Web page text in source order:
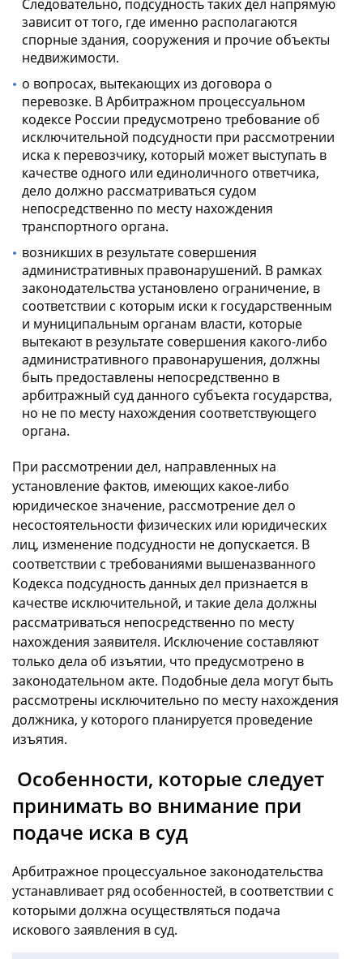
Следовательно, подсудность таких дел напрямую
зависит от того, где именно располагаются
спорные здания, сооружения и прочие объекты
недвижимости.
о вопросах, вытекающих из договора о
перевозке. В Арбитражном процессуальном
кодексе России предусмотрено требование об
исключительной подсудности при рассмотрении
иска к перевозчику, который может выступать в
качестве одного или единоличного ответчика,
дело должно рассматриваться судом
непосредственно по месту нахождения
транспортного органа.
возникших в результате совершения
административных правонарушений. В рамках
законодательства установлено ограничение, в
соответствии с которым иски к государственным
и муниципальным органам власти, которые
вытекают в результате совершения какого-либо
административного правонарушения, должны
быть предоставлены непосредственно в
арбитражный суд данного субъекта государства,
но не по месту нахождения соответствующего
органа.
При рассмотрении дел, направленных на
установление фактов, имеющих какое-либо
юридическое значение, рассмотрение дел о
несостоятельности физических или юридических
лиц, изменение подсудности не допускается. В
соответствии с требованиями вышеназванного
Кодекса подсудность данных дел признается в
качестве исключительной, и такие дела должны
рассматриваться непосредственно по месту
нахождения заявителя. Исключение составляют
только дела об изъятии, что предусмотрено в
законодательном акте. Подобные дела могут быть
рассмотрены исключительно по месту нахождения
должника, у которого планируется проведение
изъятия.
Особенности, которые следует
принимать во внимание при
подаче иска в суд
Арбитражное процессуальное законодательства
устанавливает ряд особенностей, в соответствии с
которыми должна осуществляться подача
искового заявления в суд.